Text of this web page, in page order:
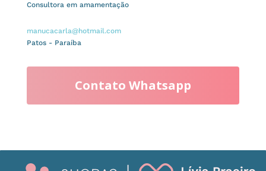
Consultora em amamentação
manucacarla@hotmail.com
Patos - Paraíba
Contato Whatsapp